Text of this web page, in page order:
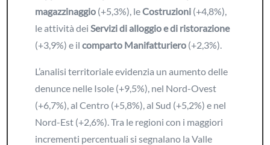
magazzinaggio (+5,3%), leCostruzioni (+4,8%),
le attività dei Servizi di alloggio e di ristorazione
(+3,9%) e ilcomparto Manifatturiero (+2,3%).
L’analisi territoriale evidenzia un aumento delle
denunce nelle Isole (+9,5%), nel Nord-Ovest
(+6,7%), al Centro (+5,8%), al Sud (+5,2%) e nel
Nord-Est (+2,6%). Tra le regioni con i maggiori
incrementi percentuali si segnalano la Valle